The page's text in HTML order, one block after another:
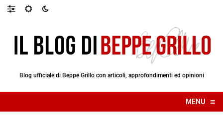
Blog ufficiale di Beppe Grillo con articoli, approfondimenti ed opinioni
MENU ≡
☰